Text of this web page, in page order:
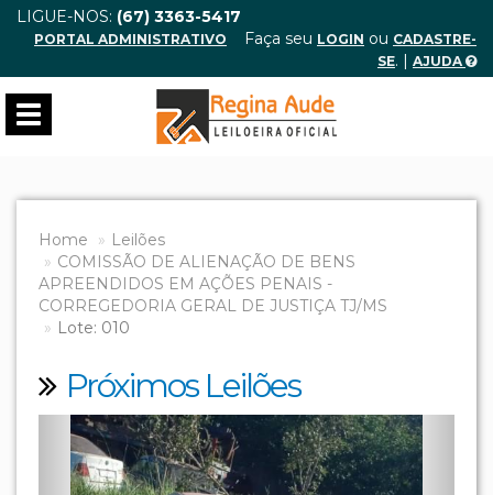
LIGUE-NOS: (67) 3363-5417
PORTAL ADMINISTRATIVO Faça seu LOGIN ou CADASTRE-
SE. | AJUDA
Toggle
navigation
Home
Leilões
COMISSÃO DE ALIENAÇÃO DE BENS
APREENDIDOS EM AÇÕES PENAIS -
CORREGEDORIA GERAL DE JUSTIÇA TJ/MS
Lote: 010
Próximos Leilões
Previous Next